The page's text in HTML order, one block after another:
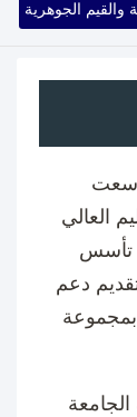
والقيم الجوهرية
جدارا في عام 2005، سعت
العالي
تأسس
والتدريب سنة 2009 لتقديم دعم
بمجموعة